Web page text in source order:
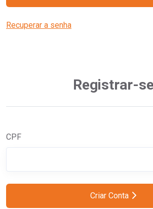
Recuperar a senha
Registrar-se
CPF
Criar Conta